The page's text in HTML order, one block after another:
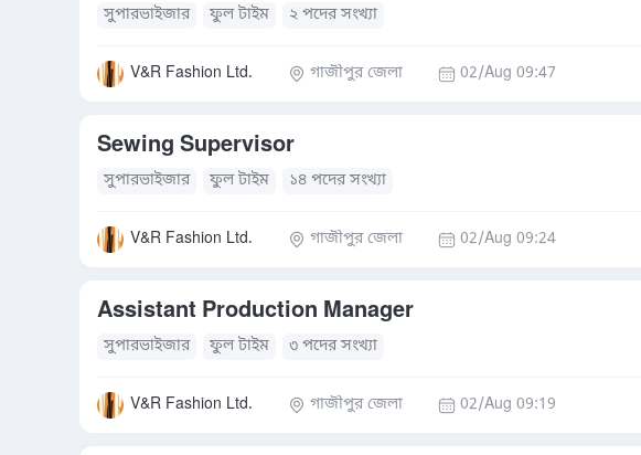
সুপারভাইজার ফুল টাইম ২ পদের সংখ্যা
V&R Fashion Ltd. গাজীপুর জেলা 02/Aug 09:47
Sewing Supervisor
সুপারভাইজার ফুল টাইম ১৪ পদের সংখ্যা
V&R Fashion Ltd. গাজীপুর জেলা 02/Aug 09:24
Assistant Production Manager
সুপারভাইজার ফুল টাইম ৩ পদের সংখ্যা
V&R Fashion Ltd. গাজীপুর জেলা 02/Aug 09:19